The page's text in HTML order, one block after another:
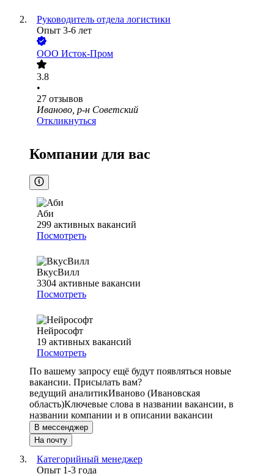
Руководитель отдела логистики
Опыт 3-6 лет
ООО Исток-Пром
3.8
•
27 отзывов
Иваново, р-н Советский
Откликнуться
Компании для вас
Аби
299 активных вакансий
Посмотреть
ВкусВилл
3304 активные вакансии
Посмотреть
Нейрософт
19 активных вакансий
Посмотреть
По вашему запросу ещё будут появляться новые
вакансии. Присылать вам?
ведущий аналитикИваново (Ивановская
область)Ключевые слова в названии вакансии, в
названии компании и в описании вакансии
В мессенджер
На почту
Категорийный менеджер
Опыт 1-3 года